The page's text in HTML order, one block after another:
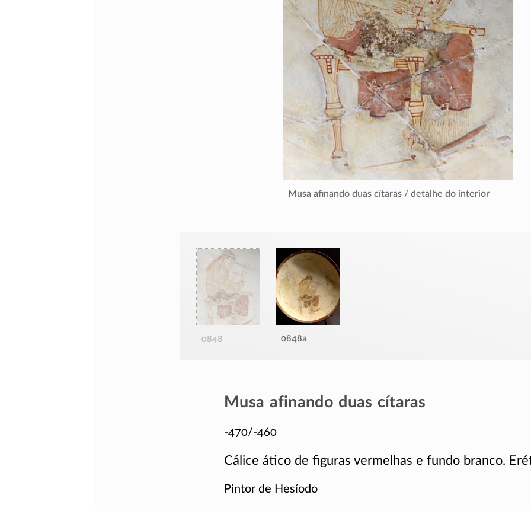
Musa afinando duas cítaras / detalhe do interior
0848 0848a
Musa afinando duas cítaras
-470/-460
Cálice ático de figuras vermelhas e fundo branco.
Pintor de Hesíodo